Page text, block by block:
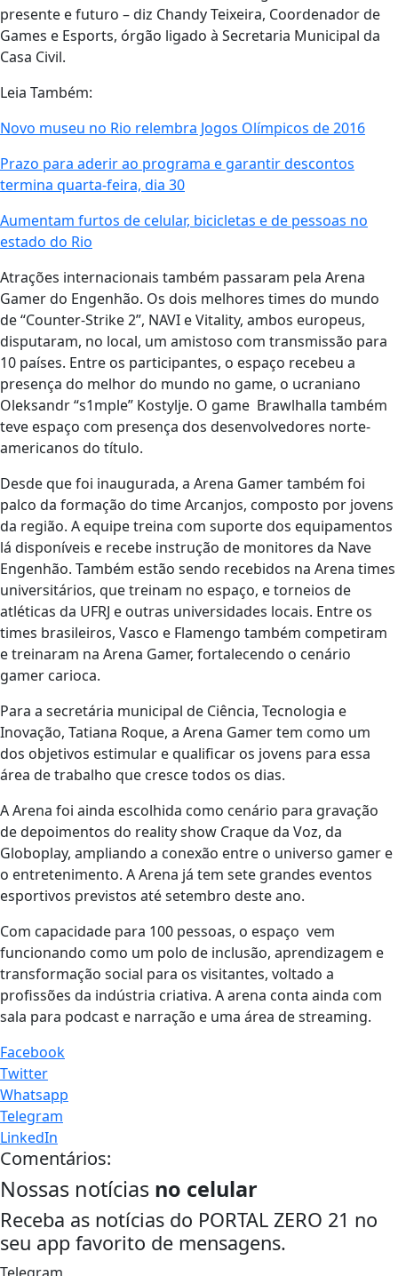
presente e futuro – diz Chandy Teixeira, Coordenador de
Games e Esports, órgão ligado à Secretaria Municipal da
Casa Civil.
Leia Também:
Novo museu no Rio relembra Jogos Olímpicos de 2016
Prazo para aderir ao programa e garantir descontos
termina quarta-feira, dia 30
Aumentam furtos de celular, bicicletas e de pessoas no
estado do Rio
Atrações internacionais também passaram pela Arena
Gamer do Engenhão. Os dois melhores times do mundo
de “Counter-Strike 2”, NAVI e Vitality, ambos europeus,
disputaram, no local, um amistoso com transmissão para
10 países. Entre os participantes, o espaço recebeu a
presença do melhor do mundo no game, o ucraniano
Oleksandr “s1mple” Kostylje. O game Brawlhalla também
teve espaço com presença dos desenvolvedores norte-
americanos do título.
Desde que foi inaugurada, a Arena Gamer também foi
palco da formação do time Arcanjos, composto por jovens
da região. A equipe treina com suporte dos equipamentos
lá disponíveis e recebe instrução de monitores da Nave
Engenhão. Também estão sendo recebidos na Arena times
universitários, que treinam no espaço, e torneios de
atléticas da UFRJ e outras universidades locais. Entre os
times brasileiros, Vasco e Flamengo também competiram
e treinaram na Arena Gamer, fortalecendo o cenário
gamer carioca.
Para a secretária municipal de Ciência, Tecnologia e
Inovação, Tatiana Roque, a Arena Gamer tem como um
dos objetivos estimular e qualificar os jovens para essa
área de trabalho que cresce todos os dias.
A Arena foi ainda escolhida como cenário para gravação
de depoimentos do reality show Craque da Voz, da
Globoplay, ampliando a conexão entre o universo gamer e
o entretenimento. A Arena já tem sete grandes eventos
esportivos previstos até setembro deste ano.
Com capacidade para 100 pessoas, o espaço vem
funcionando como um polo de inclusão, aprendizagem e
transformação social para os visitantes, voltado a
profissões da indústria criativa. A arena conta ainda com
sala para podcast e narração e uma área de streaming.
Facebook
Twitter
Whatsapp
Telegram
LinkedIn
Comentários:
Nossas notícias no celular
Receba as notícias do PORTAL ZERO 21 no
seu app favorito de mensagens.